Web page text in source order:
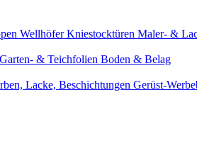
Wellhöfer Kniestocktüren Maler- &
Garten- & Teichfolien Boden & Belag
Lacke, Beschichtungen Gerüst-